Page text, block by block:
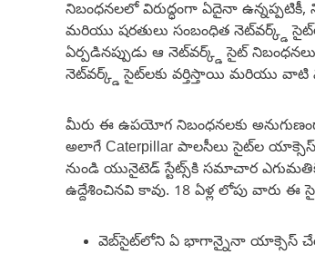
నిబంధనలలో విరుద్ధంగా ఏదైనా ఉన్నప్పటికీ,
మరియు షరతులు సంబంధిత నెట్‌వర్క్డ్
ఏర్పడినప్పుడు ఆ నెట్‌వర్క్డ్ సైట్
నెట్‌వర్క్డ్ సైట్‌లకు వర్తిస్తాయి మరియు
మీరు ఈ ఉపయోగ నిబంధనలకు
అలాగే Caterpillar పాలసీలు సైట్‌ల
నుండి యునైటెడ్ స్టేట్స్‌కి సమాచార
ఉద్దేశించినవి కావు. 18 ఏళ్ల లోపు
వెబ్‌సైట్‌లోని ఏ భాగాన్నైనా యాక్సెస్